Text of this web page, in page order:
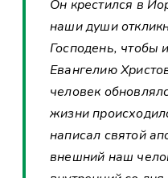
Он крестился в
наши души
Господень, чтобы
Евангелию
человек
жизни
написал святой
внешний наш